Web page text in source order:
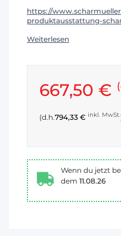
https://
produktausstattung-
Weiterlesen
667,50 €
(d.h.794,33 € inkl. MwSt.
Wenn du jetzt
dem 11.08.26